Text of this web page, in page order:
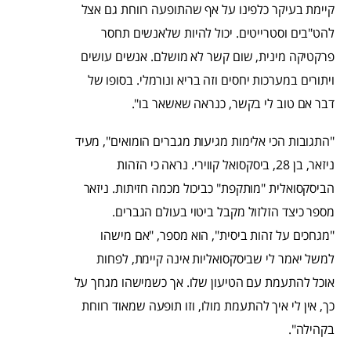
קיימת בעיקר כלפינו על אף שהתופעה רווחת גם אצל
להט"בים וסטרייטים. יכול להיות שלאנשים תחסר
פרקטיקה מינית, שום קשר לא מושלם. אנשים עושים
ויתורים במערכות יחסים וזה בריא ונורמלי. בסופו של
דבר אם טוב לי בקשר, כנראה שאשאר בו".
"התגובות הכי אלימות מגיעות מגברים הומואים", מעיד
ניזאר, בן 28, ביסקסואל קווירי. נראה כי הזהות
הביסקסואלית "מותקפת" כביכול מכמה חזיתות. ניזאר
מספר כיצד הזלזול מקבל ביטוי בעולם הגברים.
"מגחכים על זהות ביסית", הוא מספר, "אם מישהו
למשל יאמר לי שביסקסואליות אינה קיימת, לפחות
אוכל להתעמת עם הטיעון שלו. אך כשמישהו מגחך על
כך, אין לי איך להתעמת מולו, וזו תופעה שמאוד רווחת
בקהילה".